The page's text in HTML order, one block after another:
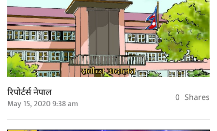
रिपोर्टर्स नेपाल
May 15, 2020 9:38 am 0 Shares